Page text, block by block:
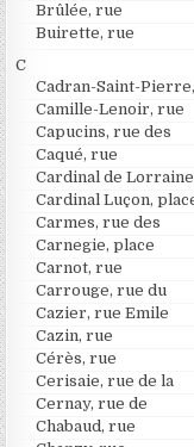
Brûlée, rue
Buirette, rue
C
Cadran-Saint-
Camille-Lenoir, rue
Capucins, rue des
Caqué, rue
Cardinal de
Cardinal Luçon,
Carmes, rue des
Carnegie, place
Carnot, rue
Carrouge, rue du
Cazier, rue Emile
Cazin, rue
Cérès, rue
Cerisaie, rue de la
Cernay, rue de
Chabaud, rue